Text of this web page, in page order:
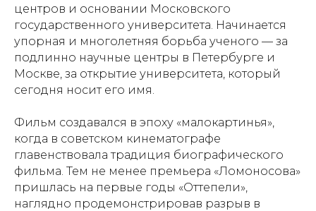
центров и основании Московского
государственного университета. Начинается
упорная и многолетняя борьба ученого — за
подлинно научные центры в Петербурге и
Москве, за открытие университета, который
сегодня носит его имя.
Фильм создавался в эпоху «малокартинья»,
когда в советском кинематографе
главенствовала традиция биографического
фильма. Тем не менее премьера «Ломоносова»
пришлась на первые годы «Оттепели»,
наглядно продемонстрировав разрыв в